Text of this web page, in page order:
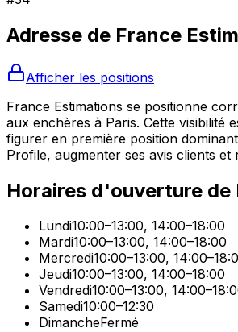
Adresse de France
Afficher les positions
France Estimations se positionne
aux enchères à Paris. Cette visibilité
figurer en première position
Profile, augmenter ses avis clients
Horaires d'ouverture de
Lundi10:00–13:00, 14:00–18:00
Mardi10:00–13:00, 14:00–18:00
Mercredi10:00–13:00,
Jeudi10:00–13:00, 14:00–18:00
Vendredi10:00–13:00,
Samedi10:00–12:30
DimancheFermé